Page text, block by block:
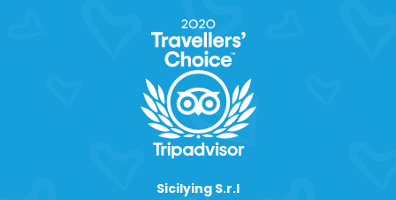
Sicilying S.r.l